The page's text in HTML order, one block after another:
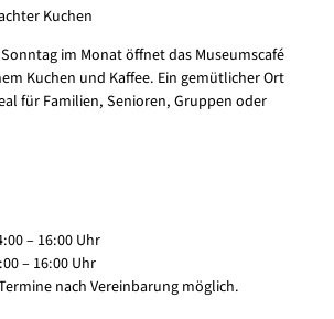
Kuchen
im Monat öffnet das Museumscafé
Kuchen und Kaffee. Ein gemütlicher Ort
für Familien, Senioren, Gruppen oder
– 16:00 Uhr
– 16:00 Uhr
nach Vereinbarung möglich.